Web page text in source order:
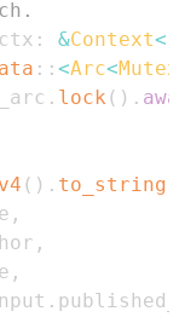
: &Context<
:: <Arc<Mutex
. lock ( ) .
( ) . to_string
,
,
,
.